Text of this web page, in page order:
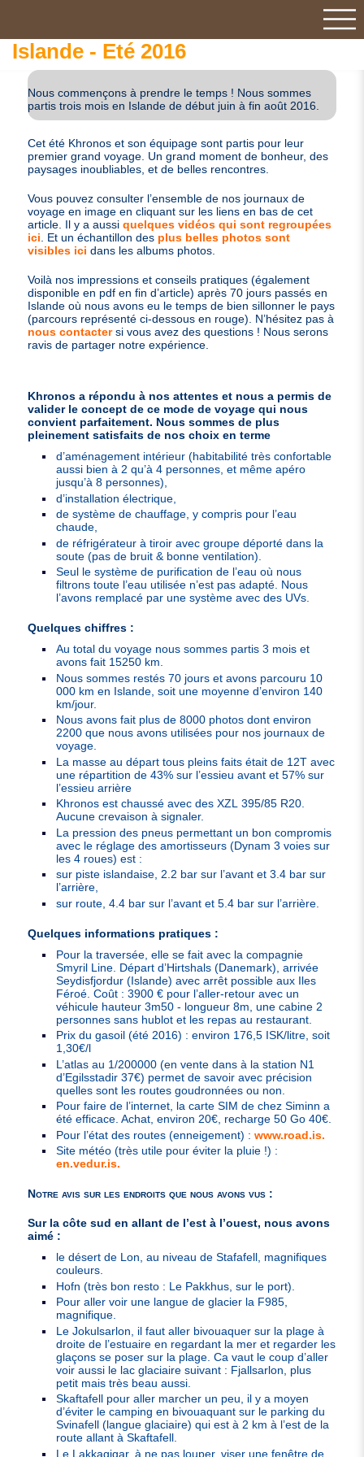
Islande - Eté 2016
Nous commençons à prendre le temps ! Nous sommes
partis trois mois en Islande de début juin à fin août 2016.
Cet été Khronos et son équipage sont partis pour leur
premier grand voyage. Un grand moment de bonheur, des
paysages inoubliables, et de belles rencontres.
Vous pouvez consulter l’ensemble de nos journaux de
voyage en image en cliquant sur les liens en bas de cet
article. Il y a aussiquelques vidéos qui sont regroupées
ici . Et un échantillon des plus belles photos sont
visibles ici dans les albums photos.
Voilà nos impressions et conseils pratiques (également
disponible en pdf en fin d’article) après 70 jours passés en
Islande où nous avons eu le temps de bien sillonner le pays
(parcours représenté ci-dessous en rouge). N’hésitez pas à
nous contactersi vous avez des questions ! Nous serons
ravis de partager notre expérience.
Khronos a répondu à nos attentes et nous a permis de
valider le concept de ce mode de voyage qui nous
convient parfaitement. Nous sommes de plus
pleinement satisfaits de nos choix en terme
d’aménagement intérieur (habitabilité très confortable
aussi bien à 2 qu’à 4 personnes, et même apéro
jusqu’à 8 personnes),
d’installation électrique,
de système de chauffage, y compris pour l’eau
chaude,
de réfrigérateur à tiroir avec groupe déporté dans la
soute (pas de bruit & bonne ventilation).
Seul le système de purification de l’eau où nous
filtrons toute l’eau utilisée n’est pas adapté. Nous
l’avons remplacé par une système avec des UVs.
Quelques chiffres :
Au total du voyage nous sommes partis 3 mois et
avons fait 15250 km.
Nous sommes restés 70 jours et avons parcouru 10
000 km en Islande, soit une moyenne d’environ 140
km/jour.
Nous avons fait plus de 8000 photos dont environ
2200 que nous avons utilisées pour nos journaux de
voyage.
La masse au départ tous pleins faits était de 12T avec
une répartition de 43% sur l’essieu avant et 57% sur
l’essieu arrière
Khronos est chaussé avec desXZL 395/85 R20.
Aucune crevaison à signaler.
La pression des pneus permettant un bon compromis
avec le réglage des amortisseurs (Dynam 3 voies sur
les 4 roues) est :
sur piste islandaise, 2.2 bar sur l’avant et 3.4 bar sur
l’arrière,
sur route, 4.4 bar sur l’avant et 5.4 bar sur l’arrière.
Quelques informations pratiques :
Pour la traversée, elle se fait avec la compagnie
Smyril Line. Départ d’Hirtshals (Danemark), arrivée
Seydisfjordur (Islande) avec arrêt possible aux Iles
Féroé. Coût : 3900 € pour l’aller-retour avec un
véhicule hauteur 3m50 - longueur 8m, une cabine 2
personnes sans hublot et les repas au restaurant.
Prix du gasoil (été 2016) : environ 176,5 ISK/litre, soit
1,30€/l
L’atlas au 1/200000 (en vente dans à la station N1
d’Egilsstadir 37€) permet de savoir avec précision
quelles sont les routes goudronnées ou non.
Pour faire de l’internet, la carteSIM de chez Siminn a
été efficace. Achat, environ 20€, recharge 50 Go 40€.
Pour l’état des routes (enneigement) :www.road.is.
Site météo (très utile pour éviter la pluie !) :
en.vedur.is.
Notre avis sur les endroits que nous avons vus :
Sur la côte sud en allant de l’est à l’ouest, nous avons
aimé :
le désert de Lon, au niveau de Stafafell, magnifiques
couleurs.
Hofn (très bon resto : Le Pakkhus, sur le port).
Pour aller voir une langue de glacier la F985,
magnifique.
Le Jokulsarlon, il faut aller bivouaquer sur la plage à
droite de l’estuaire en regardant la mer et regarder les
glaçons se poser sur la plage. Ca vaut le coup d’aller
voir aussi le lac glaciaire suivant : Fjallsarlon, plus
petit mais très beau aussi.
Skaftafell pour aller marcher un peu, il y a moyen
d’éviter le camping en bivouaquant sur le parking du
Svinafell (langue glaciaire) qui est à 2 km à l’est de la
route allant à Skaftafell.
Le Lakkagigar, à ne pas louper, viser une fenêtre de